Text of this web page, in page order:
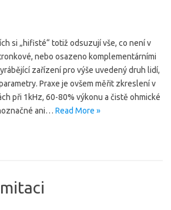
si „hifisté“ totiž odsuzují vše, co není v
nebo osazeno komplementárními
zařízení pro výše uvedený druh lidí,
Praxe je ovšem měřit zkreslení v
při 1kHz, 60-80% výkonu a čistě ohmické
ani… Read More »